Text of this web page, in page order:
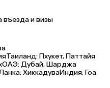
въезда и визы
Таиланд:Пхукет,Паттайя
ОАЭ:Дубай,Шарджа
ХиккадуваИндия:Гоа